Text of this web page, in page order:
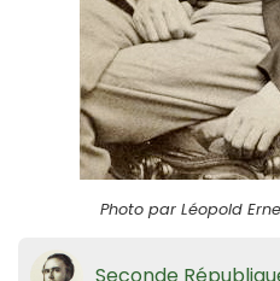
Photo par Léopold